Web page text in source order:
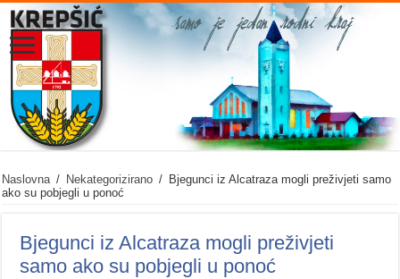
Naslovna / Nekategorizirano / Bjegunci iz Alcatraza mogli preživjeti samo
ako su pobjegli u ponoć
Bjegunci iz Alcatraza mogli preživjeti
samo ako su pobjegli u ponoć